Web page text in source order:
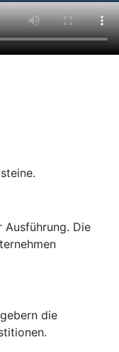
Ausführung. Die
die